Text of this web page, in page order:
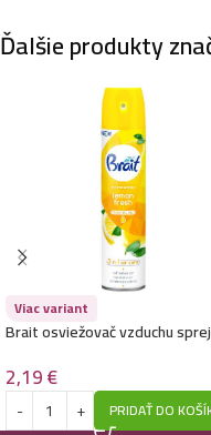
Ďalšie produkty
Viac variant
Brait osviežovač vzduchu sprej
2,19€
PRIDAŤ DO